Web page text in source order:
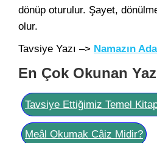
dönüp oturulur. Şayet,
olur.
Tavsiye Yazı –> Namazın
En Çok Okunan
Tavsiye Ettiğimiz Temel
Meâl Okumak Câiz Midir?